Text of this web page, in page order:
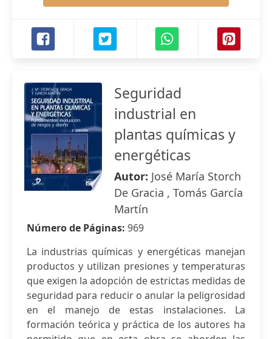
Seguridad
industrial en
plantas químicas y
energéticas
Autor: José María Storch
De Gracia , Tomás García
Martín
Número de Páginas: 969
La industrias químicas y energéticas manejan
productos y utilizan presiones y temperaturas
que exigen la adopción de estrictas medidas de
seguridad para reducir o anular la peligrosidad
en el manejo de estas instalaciones. La
formación teórica y práctica de los autores ha